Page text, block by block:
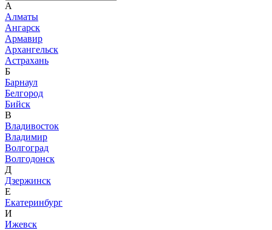
А
Алматы
Ангарск
Армавир
Архангельск
Астрахань
Б
Барнаул
Белгород
Бийск
В
Владивосток
Владимир
Волгоград
Волгодонск
Д
Дзержинск
Е
Екатеринбург
И
Ижевск